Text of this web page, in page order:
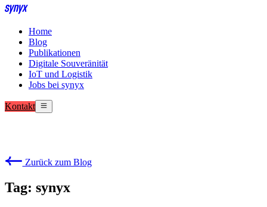
Home
Blog
Publikationen
Digitale Souveränität
IoT und Logistik
Jobs bei synyx
Kontakt
Zurück zum Blog
Tag: synyx